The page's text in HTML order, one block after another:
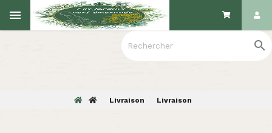

Livraison Livraison